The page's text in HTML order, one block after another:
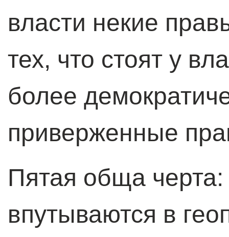
власти некие
тех, что стоят у
более
приверженные
Пятая обща черта:
впутываются в